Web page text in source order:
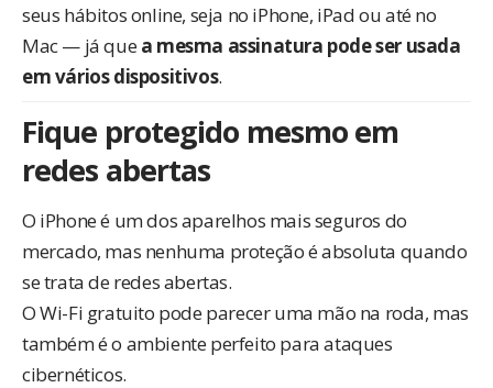
seus hábitos online, seja no iPhone, iPad ou até no
Mac — já que a mesma assinatura pode ser usada
em vários dispositivos.
Fique protegido mesmo em
redes abertas
O iPhone é um dos aparelhos mais seguros do
mercado, mas nenhuma proteção é absoluta quando
se trata de redes abertas.
O Wi-Fi gratuito pode parecer uma mão na roda, mas
também é o ambiente perfeito para ataques
cibernéticos.